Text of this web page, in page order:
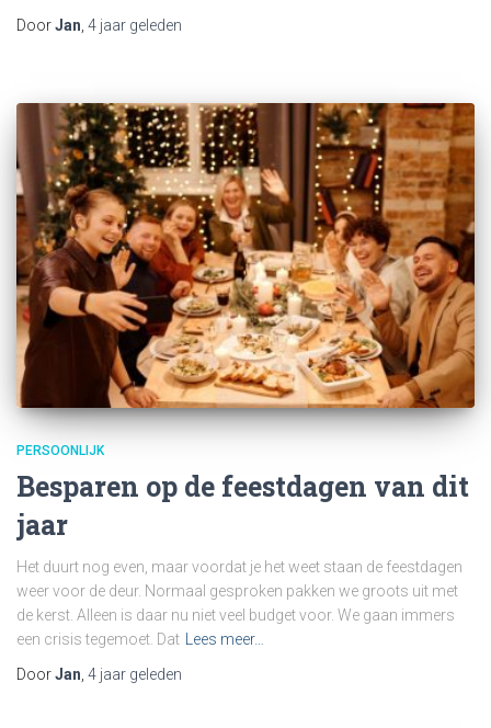
DoorJan 4 jaar geleden
PERSOONLIJK
Besparen op de feestdagen van dit
jaar
Het duurt nog even, maar voordat je het weet staan de feestdagen
weer voor de deur. Normaal gesproken pakken we groots uit met
de kerst. Alleen is daar nu niet veel budget voor. We gaan immers
een crisis tegemoet. Dat Lees meer…
DoorJan, 4 jaar geleden